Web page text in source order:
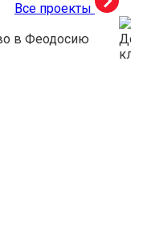
Все проекты
в Феодосию